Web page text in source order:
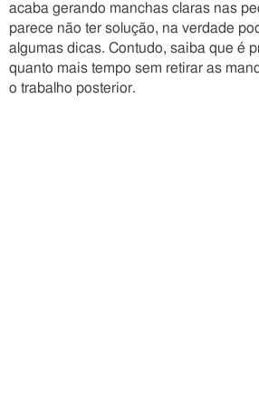
acaba gerando manchas claras nas
parece não ter solução, na verdade
algumas dicas. Contudo, saiba que é
quanto mais tempo sem retirar as
o trabalho posterior.